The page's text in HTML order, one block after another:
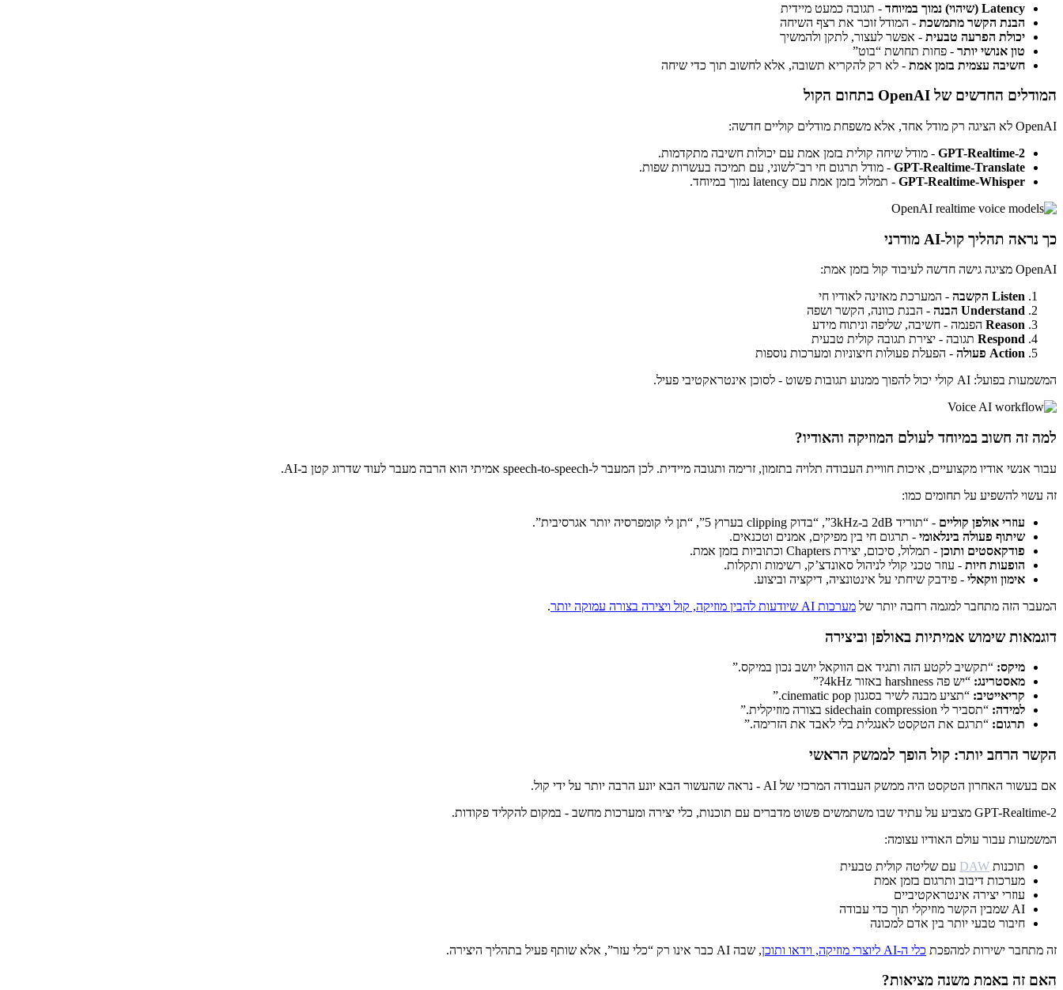
Latency (שיהוי) נמוך במיוחד
- תגובה כמעט מיידית
הבנת הקשר מתמשכת - המודל זוכר את רצף השיחה
יכולת הפרעה טבעית - אפשר לעצור, לתקן ולהמשיך
טון אנושי יותר - פחות תחושת “בוט”
חשיבה עצמית בזמן אמת - לא רק להקריא תשובה, אלא לחשוב תוך כדי שיחה
המודלים החדשים של OpenAI בתחום הקול
OpenAI לא הציגה רק מודל אחד, אלא משפחת מודלים קוליים חדשה:
GPT-Realtime-2 - מודל שיחה קולית בזמן אמת עם יכולות חשיבה מתקדמות.
GPT-Realtime-Translate - מודל תרגום חי רב־לשוני, עם תמיכה בעשרות שפות.
GPT-Realtime-Whisper - תמלול בזמן אמת עם latency נמוך במיוחד.
כך נראה תהליך קול-AI מודרני
OpenAI מציגה גישה חדשה לעיבוד קול בזמן אמת:
Listen הקשבה
- המערכת מאזינה לאודיו חי
Understand הבנה
- הבנת כוונה, הקשר ושפה
Reason הפנמה - חשיבה, שליפה וניתוח מידע
Respond תגובה - יצירת תגובה קולית טבעית
Action פעולה
- הפעלת פעולות חיצוניות ומערכות נוספות
המשמעות בפועל: AI קולי יכול להפוך ממנוע תגובות פשוט - לסוכן אינטראקטיבי פעיל.
למה זה חשוב במיוחד לעולם המוזיקה והאודיו?
עבור אנשי אודיו מקצועיים, איכות חוויית העבודה תלויה בתזמון, זרימה ותגובה מיידית. לכן המעבר ל-speech-to-speech אמיתי הוא הרבה מעבר לעוד שדרוג קטן ב-AI.
זה עשוי להשפיע על תחומים כמו:
עוזרי אולפן קוליים - “תוריד 2dB ב-3kHz”, “בדוק clipping בערוץ 5”, “תן לי קומפרסיה יותר אגרסיבית”.
שיתוף פעולה בינלאומי - תרגום חי בין מפיקים, אמנים וטכנאים.
פודקאסטים ותוכן - תמלול, סיכום, יצירת Chapters וכתוביות בזמן אמת.
הופעות חיות - עוזר טכני קולי לניהול סאונדצ’ק, רשימות ותקלות.
אימון ווקאלי - פידבק שיחתי על אינטונציה, דיקציה וביצוע.
המעבר הזה מתחבר למגמה רחבה יותר של מערכות AI שיודעות להבין מוזיקה, קול ויצירה בצורה עמוקה יותר .
דוגמאות שימוש אמיתיות באולפן וביצירה
מיקס: “תקשיב לקטע הזה ותגיד אם הווקאל יושב נכון במיקס.”
מאסטרינג: “יש פה harshness באזור 4kHz?”
קריאייטיב: “תציע מבנה לשיר בסגנון cinematic pop.”
למידה: “תסביר לי sidechain compression בצורה מוזיקלית.”
תרגום: “תרגם את הטקסט לאנגלית בלי לאבד את הזרימה.”
הקשר הרחב יותר: קול הופך לממשק הראשי
אם בעשור האחרון הטקסט היה ממשק העבודה המרכזי של AI - נראה שהעשור הבא יונע הרבה יותר על ידי קול.
GPT-Realtime-2 מצביע על עתיד שבו משתמשים פשוט מדברים עם תוכנות, כלי יצירה ומערכות מחשב - במקום להקליד פקודות.
המשמעות עבור עולם האודיו עצומה:
תוכנות DAW עם שליטה קולית טבעית
מערכות דיבוב ותרגום בזמן אמת
עוזרי יצירה אינטראקטיביים
AI שמבין הקשר מוזיקלי תוך כדי עבודה
חיבור טבעי יותר בין אדם למכונה
זה מתחבר ישירות למהפכת כלי ה-AI ליוצרי מוזיקה, וידאו ותוכן , שבה AI כבר אינו רק “כלי עזר”, אלא שותף פעיל בתהליך היצירה.
האם זה באמת משנה מציאות?